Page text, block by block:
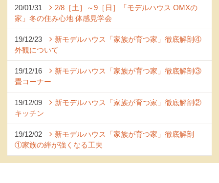
20/01/31
2/8［土］～9［日］「モデルハウス OMXの
家」冬の住み心地 体感見学会
19/12/23
新モデルハウス「家族が育つ家」徹底解剖④
外観について
19/12/16
新モデルハウス「家族が育つ家」徹底解剖③
畳コーナー
19/12/09
新モデルハウス「家族が育つ家」徹底解剖②
キッチン
19/12/02
新モデルハウス「家族が育つ家」徹底解剖
①家族の絆が強くなる工夫